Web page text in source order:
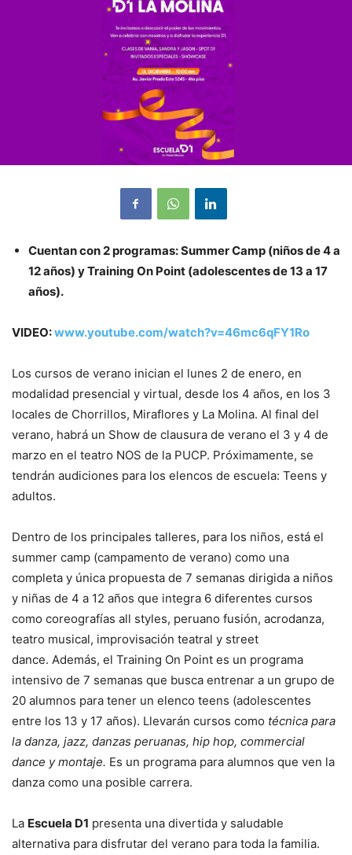
Cuentan con 2 programas: Summer Camp (niños de 4 a
12 años) y Training On Point (adolescentes de 13 a 17
años).
VIDEO:www.youtube.com/watch?v=46mc6qFY1Ro
Los cursos de verano inician el lunes 2 de enero, en
modalidad presencial y virtual, desde los 4 años, en los 3
locales de Chorrillos, Miraflores y La Molina. Al final del
verano, habrá un Show de clausura de verano el 3 y 4 de
marzo en el teatro NOS de la PUCP. Próximamente, se
tendrán audiciones para los elencos de escuela: Teens y
adultos.
Dentro de los principales talleres, para los niños, está el
summer camp (campamento de verano) como una
completa y única propuesta de 7 semanas dirigida a niños
y niñas de 4 a 12 años que integra 6 diferentes cursos
como coreografías all styles, peruano fusión, acrodanza,
teatro musical, improvisación teatral y street
dance. Además, el Training On Point es un programa
intensivo de 7 semanas que busca entrenar a un grupo de
20 alumnos para tener un elenco teens (adolescentes
entre los 13 y 17 años). Llevarán cursos como técnica para
la danza, jazz, danzas peruanas, hip hop, commercial
dance y montaje. Es un programa para alumnos que ven la
danza como una posible carrera.
La Escuela D1 presenta una divertida y saludable
alternativa para disfrutar del verano para toda la familia.